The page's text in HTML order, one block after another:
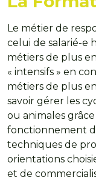
Le métier de
celui de salarié-e
métiers de plus
« intensifs » en
métiers de plus
savoir gérer les
ou animales
fonctionnement
techniques de
orientations
et de